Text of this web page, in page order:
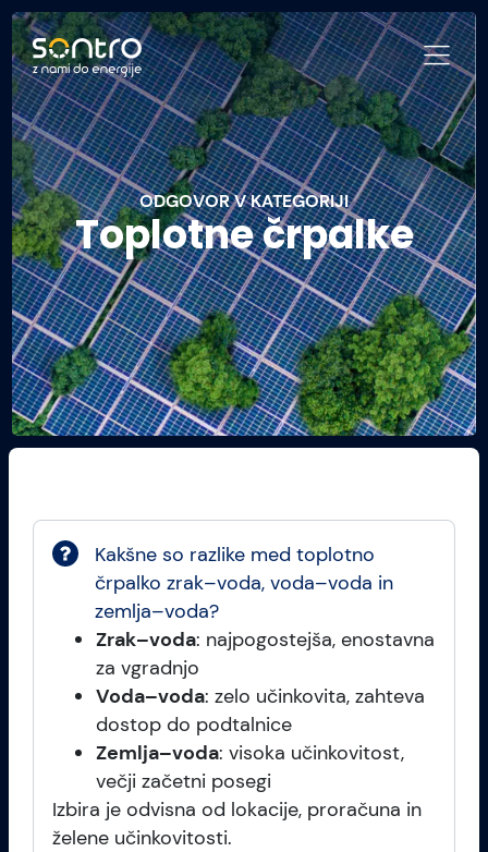
ODGOVOR V KATEGORIJI
Toplotne črpalke
Kakšne so razlike med toplotno
črpalko zrak–voda, voda–voda in
zemlja–voda?
Zrak–voda: najpogostejša, enostavna
za vgradnjo
Voda–voda: zelo učinkovita, zahteva
dostop do podtalnice
Zemlja–voda: visoka učinkovitost,
večji začetni posegi
Izbira je odvisna od lokacije, proračuna in
želene učinkovitosti.